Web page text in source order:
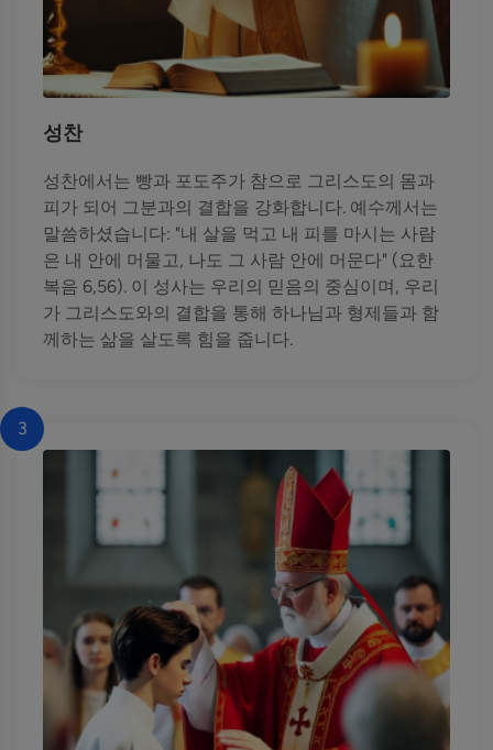
성찬
성찬에서는 빵과 포도주가 참으로 그리스도의 몸과
피가 되어 그분과의 결합을 강화합니다. 예수께서는
말씀하셨습니다: "내 살을 먹고 내 피를 마시는 사람
은 내 안에 머물고, 나도 그 사람 안에 머문다" (요한
복음 6,56). 이 성사는 우리의 믿음의 중심이며, 우리
가 그리스도와의 결합을 통해 하나님과 형제들과 함
께하는 삶을 살도록 힘을 줍니다.
3